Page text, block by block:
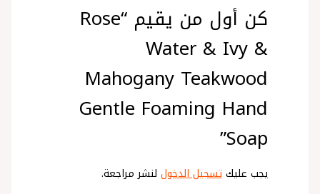
كن أول من يقيم “Rose
Water & Ivy &
Mahogany Teakwood
Gentle Foaming Hand
Soap”
يجب عليكتسجيل الدخول لنشر مراجعة.